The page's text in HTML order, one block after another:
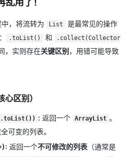
用了！
，将流转为 List
是最常见的操作
.toList() 和
.collect(Collector
，实则存在关键区别 ，用错可能导致
区别）
: 返回一个 ArrayList 。
可变的列表。
返回一个不可修改的列表（通常是